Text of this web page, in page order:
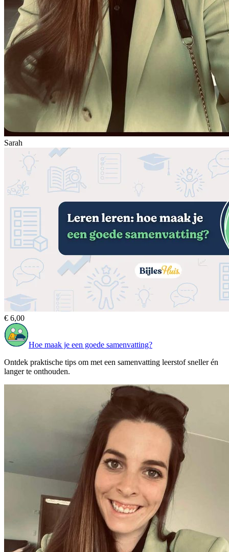
Sarah
€ 6,00
Hoe maak je een goede samenvatting?
Ontdek praktische tips om met een samenvatting leerstof sneller én
langer te onthouden.